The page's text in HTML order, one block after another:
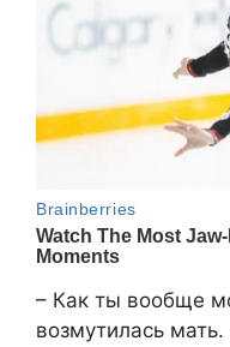
– Как ты вообще
возмутилась